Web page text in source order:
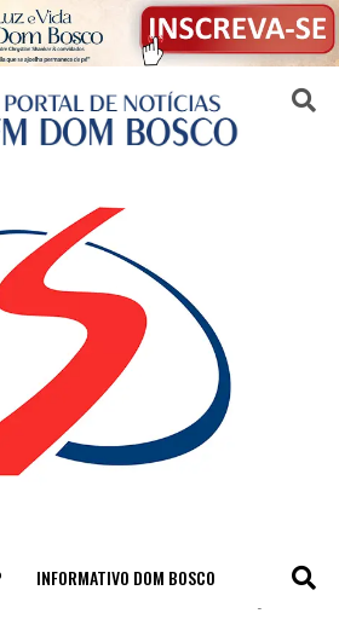
INFORMATIVO DOM BOSCO
Senhora da Assunção"
da versão mobile